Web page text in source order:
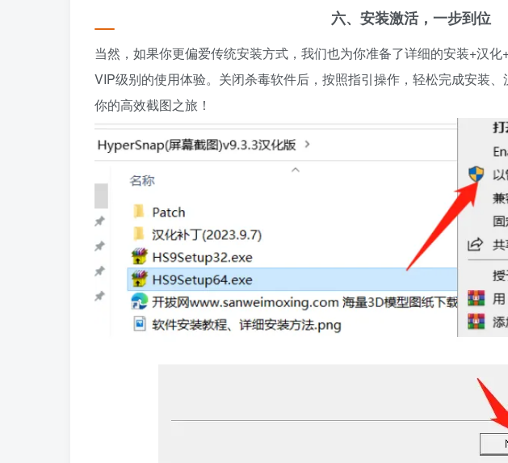
六、安装激活，一步到位
当然，如果你更偏爱传统安装方式，我们也为你准备了详细的安装+汉
VIP级别的使用体验。关闭杀毒软件后，按照指引操作，轻松完成安装
你的高效截图之旅！